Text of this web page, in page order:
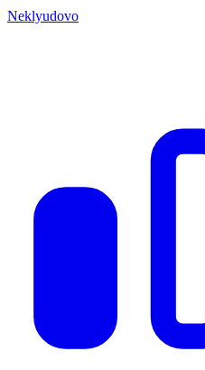
Neklyudovo